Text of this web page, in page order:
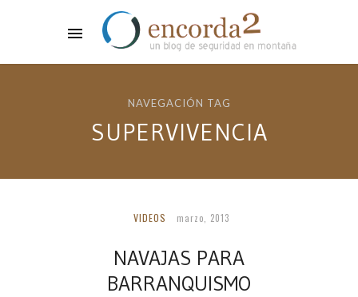
NAVEGACIÓN TAG
SUPERVIVENCIA
VIDEOS marzo, 2013
NAVAJAS PARA
BARRANQUISMO